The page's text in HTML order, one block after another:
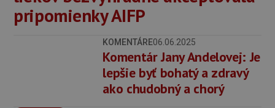
pripomienky AIFP
KOMENTÁRE06.06.2025
Komentár Jany Andelovej: Je
lepšie byť bohatý a zdravý
ako chudobný a chorý